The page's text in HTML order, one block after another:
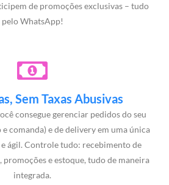
de promoções exclusivas – tudo
pelo WhatsApp!
Sem Taxas Abusivas
consegue gerenciar pedidos do seu
comanda) e de delivery em uma única
ágil. Controle tudo: recebimento de
promoções e estoque, tudo de maneira
integrada.